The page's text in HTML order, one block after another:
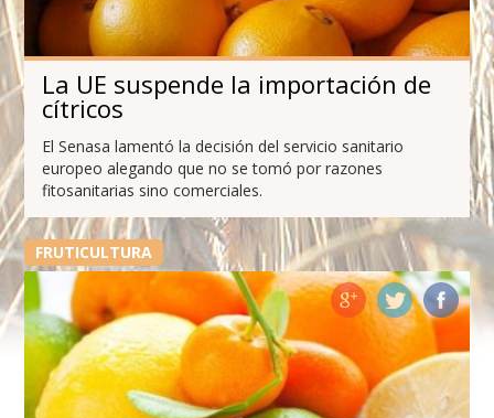
La UE suspende la importación de
cítricos
El Senasa lamentó la decisión del servicio sanitario
europeo alegando que no se tomó por razones
fitosanitarias sino comerciales.
FRUTICULTURA